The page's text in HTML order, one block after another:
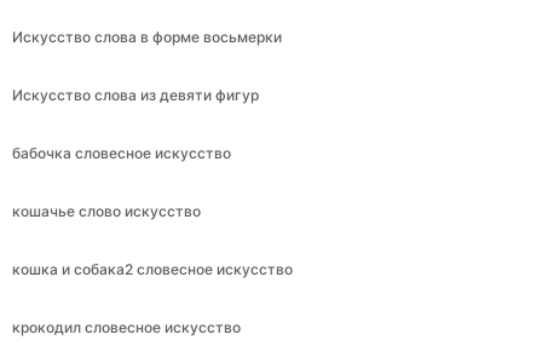
Искусство слова в форме восьмерки
Искусство слова из девяти фигур
бабочка словесное искусство
кошачье слово искусство
кошка и собака2 словесное искусство
крокодил словесное искусство